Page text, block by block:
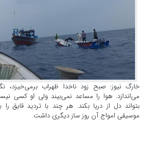
خارگ نیوز: صبح زود ناخدا ظهراب برمی‌خیزد،
می‌اندازد. هوا را مساعد نمی‌بیند ولی او کسی
بتواند دل از دریا بکند. هر چند با تردید قایق را
موسیقی امواج آن روز ساز دیگری داشت.